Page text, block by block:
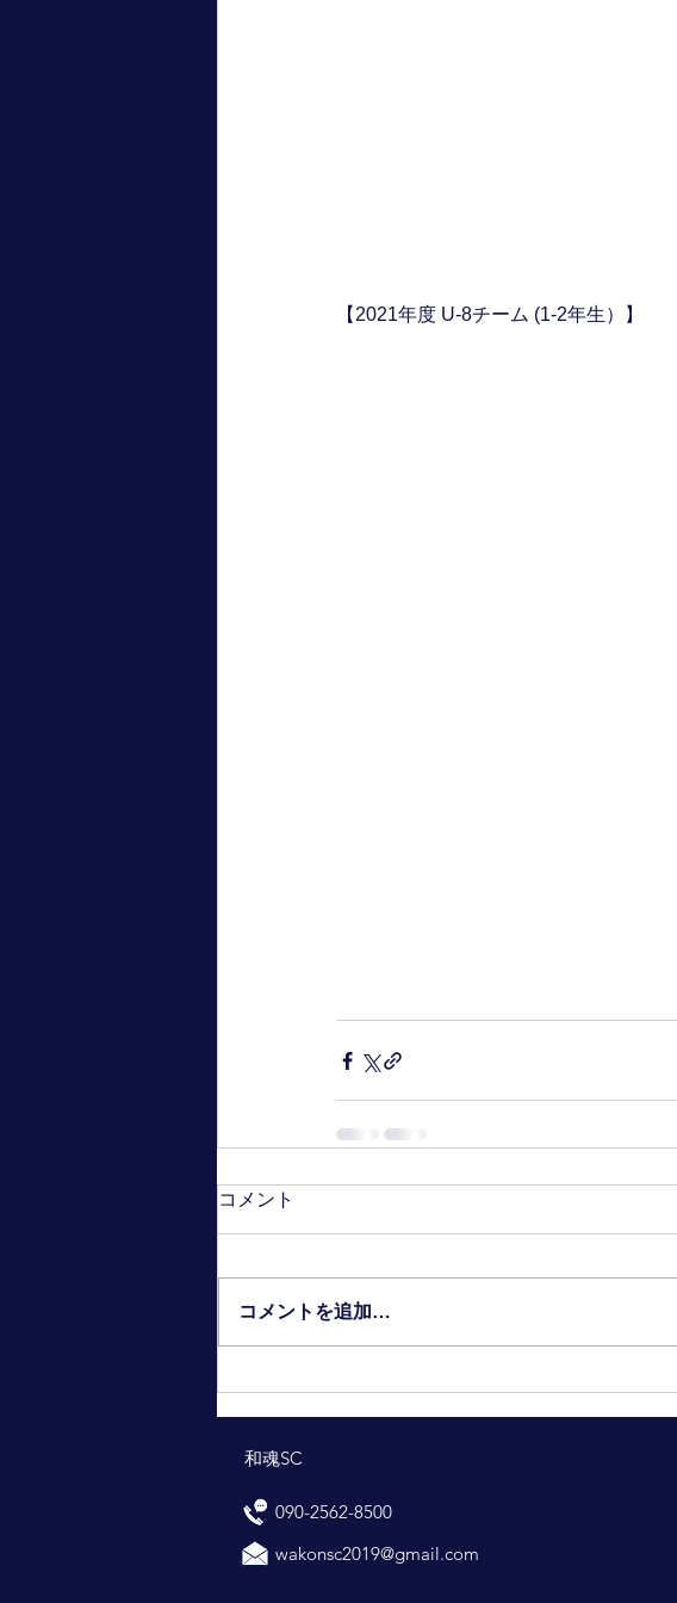
【2021年度 U-8チーム (1-2年生）】
コメント
コメントを追加…
和魂SC
090-2562-8500
wakonsc2019@gmail.com